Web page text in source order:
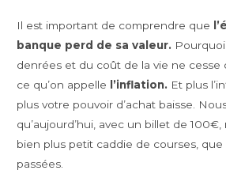
Il est important de comprendre que
banque perd de sa valeur.
denrées et du coût de la vie ne cesse
ce qu’on appelle l’inflation. Et plus
plus votre pouvoir d’achat baisse.
qu’aujourd’hui, avec un billet de
bien plus petit caddie de courses, que
passées.